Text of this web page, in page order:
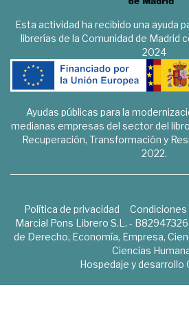
Esta actividad ha recibido una ayuda
librerías de la Comunidad de Madrid
2024
Ayudas públicas para la
medianas empresas del sector del
Recuperación, Transformación y
2022.
Política de privacidad
Marcial Pons Librero S.L. -
de Derecho, Economía, Empresa,
Ciencias
Hospedaje y desarrollo